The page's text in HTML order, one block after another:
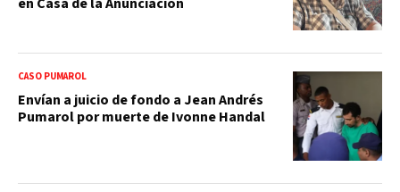
CASO PUMAROL
Envían a juicio de fondo a Jean Andrés
Pumarol por muerte de Ivonne Handal